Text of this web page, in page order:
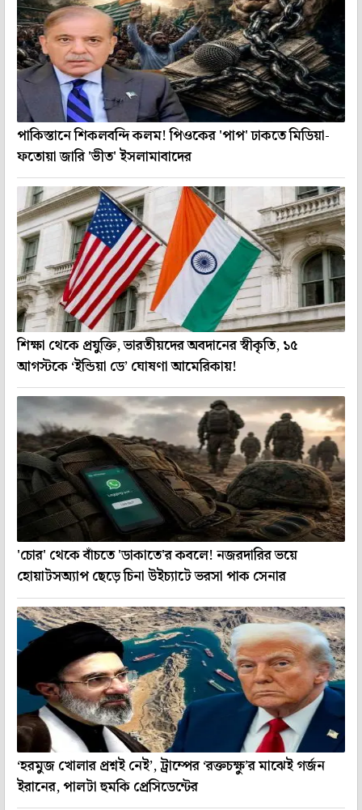
পাকিস্তানে শিকলবন্দি কলম! পিওকের 'পাপ' ঢাকতে মিডিয়া-
ফতোয়া জারি 'ভীত' ইসলামাবাদের
শিক্ষা থেকে প্রযুক্তি, ভারতীয়দের অবদানের স্বীকৃতি, ১৫
আগস্টকে ‘ইন্ডিয়া ডে’ ঘোষণা আমেরিকায়!
'চোর' থেকে বাঁচতে 'ডাকাতে'র কবলে! নজরদারির ভয়ে
হোয়াটসঅ্যাপ ছেড়ে চিনা উইচ্যাটে ভরসা পাক সেনার
‘হরমুজ খোলার প্রশ্নই নেই’, ট্রাম্পের ‘রক্তচক্ষু’র মাঝেই গর্জন
ইরানের, পালটা হুমকি প্রেসিডেন্টের